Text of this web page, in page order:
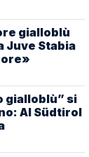
gialloblù
Juve Stabia
gialloblù” si
Al Südtirol